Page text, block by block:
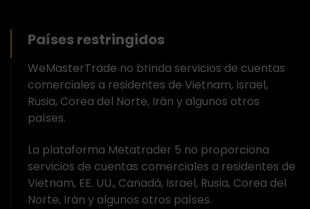
Países restringidos
WeMasterTrade no brinda servicios de cuentas
comerciales a residentes de Vietnam, Israel,
Rusia, Corea del Norte, Irán y algunos otros
países.
La plataforma Metatrader 5 no proporciona
servicios de cuentas comerciales a residentes de
Vietnam, EE. UU., Canadá, Israel, Rusia, Corea del
Norte, Irán y algunos otros países.